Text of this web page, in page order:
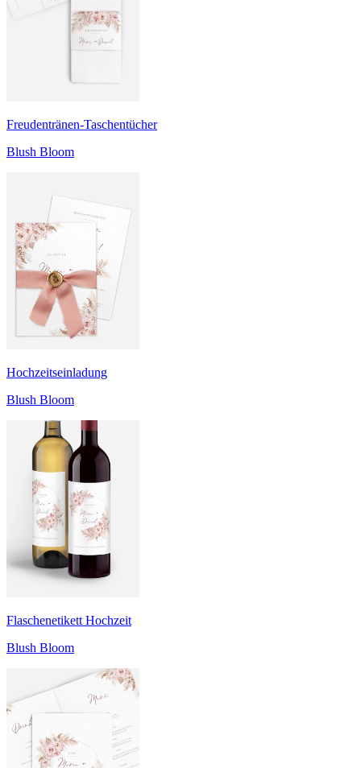
Freudentränen-Taschentücher
Blush Bloom
Hochzeitseinladung
Blush Bloom
Flaschenetikett Hochzeit
Blush Bloom